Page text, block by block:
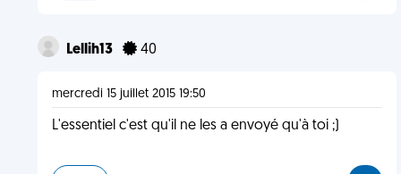
Lellih13 40
mercredi 15 juillet 2015 19:50
L'essentiel c'est qu'il ne les a envoyé qu'à toi ;)